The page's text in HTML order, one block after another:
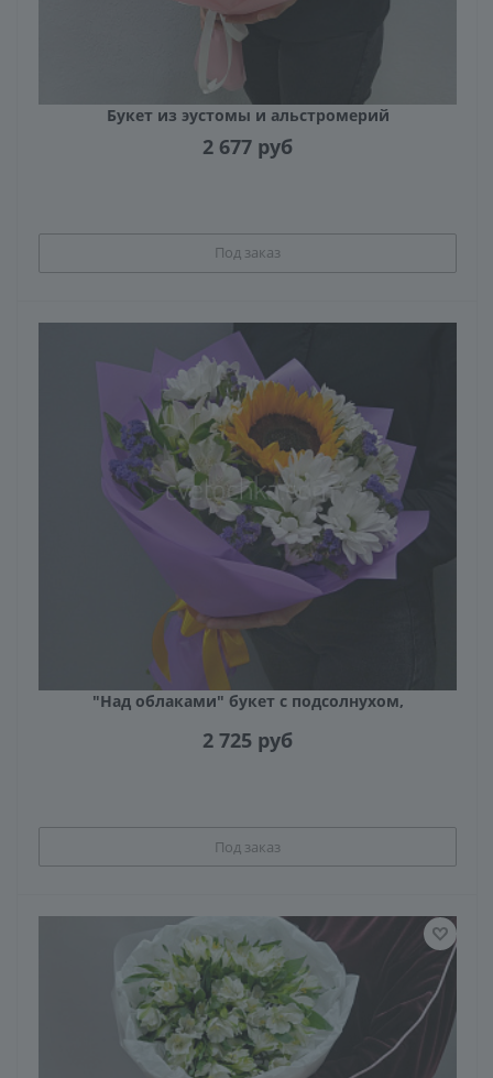
Букет из эустомы и альстромерий
2 677 руб
Под заказ
"Над облаками" букет с подсолнухом,
2 725 руб
Под заказ